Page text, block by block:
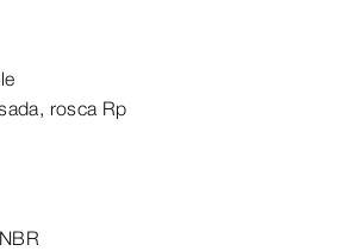
rosca Rp